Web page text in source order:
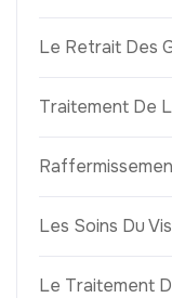
Le Retrait Des
Traitement De
Les Soins Du
Le Traitement